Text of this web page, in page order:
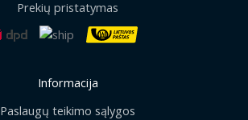
Prekių pristatymas
Informacija
Paslaugų teikimo sąlygos